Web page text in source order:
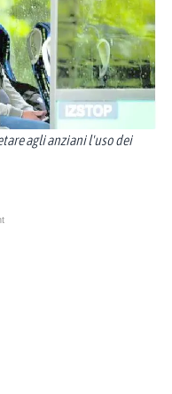
agli anziani l'uso dei